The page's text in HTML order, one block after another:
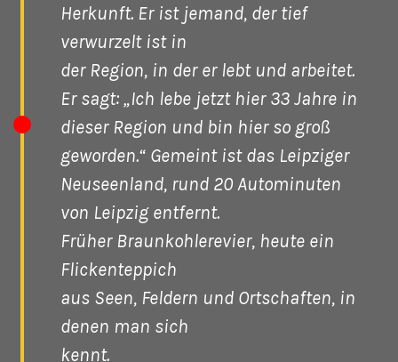
Herkunft. Er ist jemand, der tief
verwurzelt ist in
der Region, in der er lebt und arbeitet.
Er sagt: „Ich lebe jetzt hier 33 Jahre in
dieser Region und bin hier so groß
geworden.“ Gemeint ist das Leipziger
Neuseenland, rund 20 Autominuten
von Leipzig entfernt.
Früher Braunkohlerevier, heute ein
Flickenteppich
aus Seen, Feldern und Ortschaften, in
denen man sich
kennt.